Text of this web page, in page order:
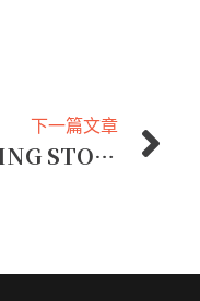
下一篇文章
LIVING STONE 打破族群藩籬